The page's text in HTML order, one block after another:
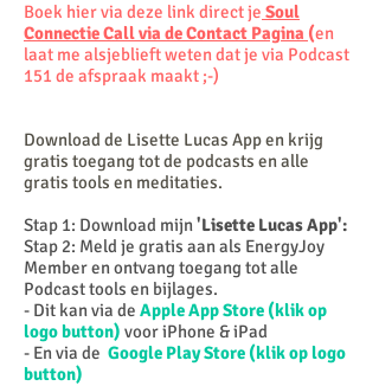
Boek hier via deze link direct je Soul
Connectie Call via de Contact Pagina (en
laat me alsjeblieft weten dat je via Podcast
151 de afspraak maakt ;-)
Download de Lisette Lucas App en krijg
gratis toegang tot de podcasts en alle
gratis tools en meditaties.
Stap 1: Download mijn'Lisette Lucas App':
Stap 2: Meld je gratis aan als EnergyJoy
Member en ontvang toegang tot alle
Podcast tools en bijlages.
- Dit kan via de Apple App Store (klik op
logo button) voor iPhone & iPad
- En via de Google Play Store (klik op logo
button)